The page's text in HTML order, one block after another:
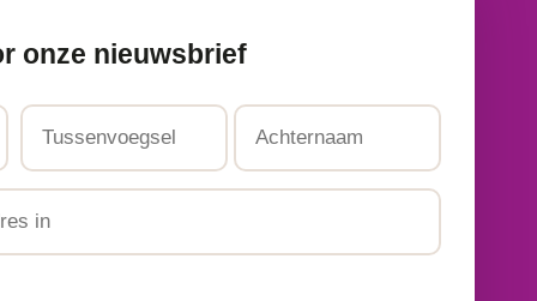
onze nieuwsbrief
Tussenvoegsel Achternaam